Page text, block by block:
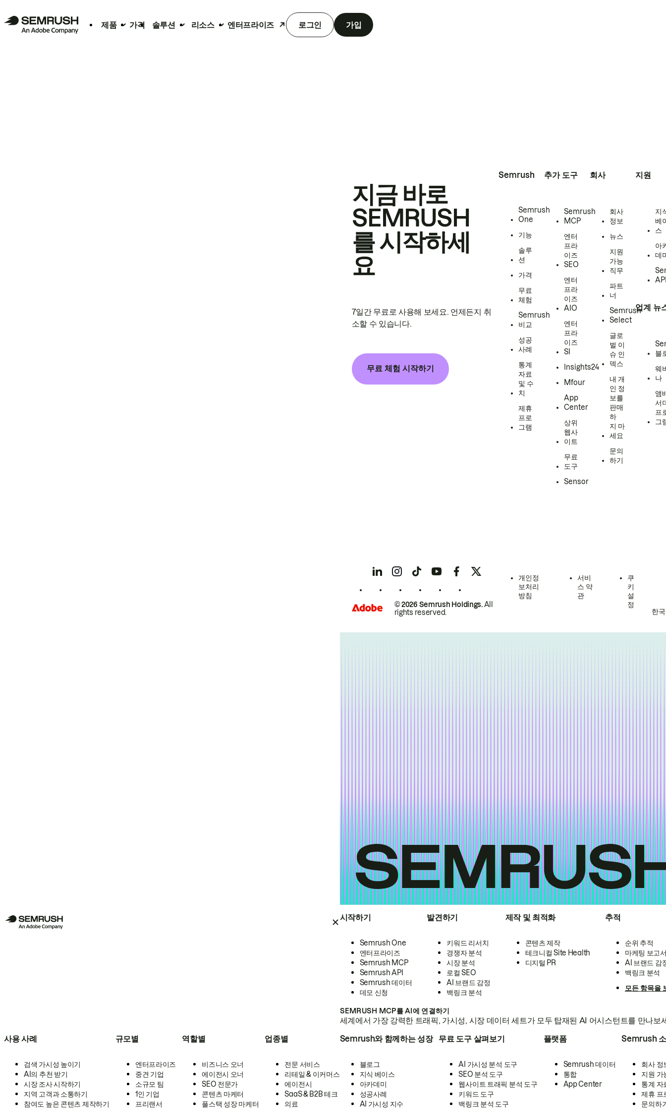
제품 가격 솔루션 리소스 엔터프라이즈 로그인 가입
시작하기
Semrush One
엔터프라이즈
Semrush MCP
Semrush API
Semrush 데이터
데모 신청
발견하기
키워드 리서치
경쟁자 분석
시장 분석
로컬 SEO
AI 브랜드 감정
백링크 분석
제작 및 최적화
콘텐츠 제작
테크니컬 Site Health
디지털 PR
추적
순위 추적
마케팅 보고
AI 브랜드 감
백링크 분석
모든 항목을
SEMRUSH MCP를 AI에 연결하기
세계에서 가장 강력한 트래픽, 가시성, 시장 데이터 세트가 모두 탑재된 AI 어시스턴트를 만나보
사용 사례
검색 가시성 높이기
AI의 추천 받기
시장 조사 시작하기
지역 고객과 소통하기
참여도 높은 콘텐츠 제작하기
규모별
엔터프라이즈
중견 기업
소규모 팀
1인 기업
프리랜서
역할별
비즈니스 오너
에이전시 오너
SEO 전문가
콘텐츠 마케터
풀스택 성장 마케터
업종별
전문 서비스
리테일 & 이커머스
에이전시
SaaS & B2B 테크
의료
Semrush와 함께하는 성장
블로그
지식 베이스
아카데미
성공사례
AI 가시성 지수
무료 도구 살펴보기
AI 가시성 분석 도구
SEO 분석 도구
웹사이트 트래픽 분석 도구
키워드 도구
백링크 분석 도구
플랫폼
Semrush 데이터
통합
App Center
Semrush
회사 정
지원 가
통계 자
제휴 프
문의하
지금 바로
SEMRUSH
를 시작하세
요
7일간 무료로 사용해 보세요. 언제든지 취
소할 수 있습니다.
무료 체험 시작하기
Semrush
Semrush
One
기능
솔루
션
가격
무료
체험
Semrush
비교
성공
사례
통계
자료
및 수
치
제휴
프로
그램
추가 도구
Semrush
MCP
엔터
프라
이즈
SEO
엔터
프라
이즈
AIO
엔터
프라
이즈
SI
Insights24
Mfour
App
Center
상위
웹사
이트
무료
도구
Sensor
회사
회사
정보
뉴스
지원
가능
직무
파트
너
Semrush
Select
글로
벌 이
슈 인
덱스
내 개
인 정
보를
판매
하
지 마
세요
문의
하기
지원
지
베
스
아
데
업계 뉴
블
웨
나
앰
서
프
그
© 2026 Semrush Holdings.All
rights reserved.
개인정
보처리
방침
서비
스 약
관
쿠
키
설
정
한